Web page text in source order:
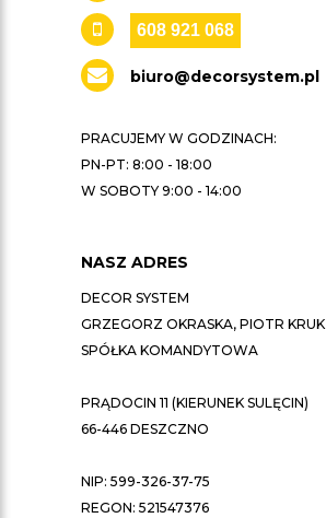
608 921 068
biuro@decorsystem.pl
PRACUJEMY W GODZINACH:
PN-PT: 8:00 - 18:00
W SOBOTY 9:00 - 14:00
NASZ ADRES
DECOR SYSTEM
GRZEGORZ OKRASKA, PIOTR KRUK
SPÓŁKA KOMANDYTOWA
PRĄDOCIN 11 (KIERUNEK SULĘCIN)
66-446 DESZCZNO
NIP: 599-326-37-75
REGON: 521547376